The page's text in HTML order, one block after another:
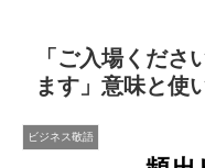
「ご入場くださ
ます」意味と使
ビジネス敬語